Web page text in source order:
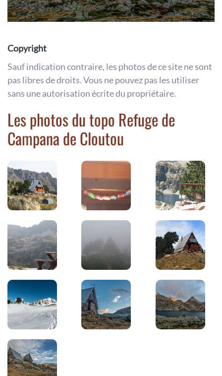
Copyright
Sauf indication contraire, les photos de ce site ne sont
pas libres de droits. Vous ne pouvez pas les utiliser
sans une autorisation écrite du propriétaire.
Les photos du topo Refuge de
Campana de Cloutou